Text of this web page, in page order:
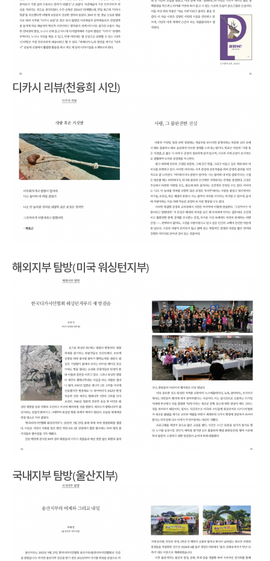
디카시 리뷰(천융희 시인)
해외지부 탐방(미국 워싱턴지부)
국내지부 탐방(울산지부)